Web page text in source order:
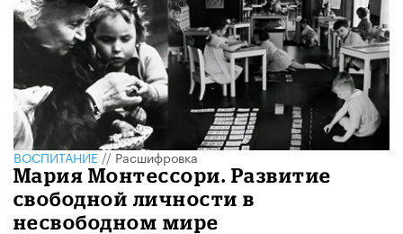
ВОСПИТАНИЕ//Расшифровка
Мария Монтессори. Развитие
свободной личности в
несвободном мире